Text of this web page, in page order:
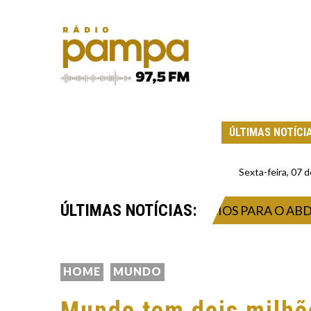
ÚLTIMAS
Sexta-feira, 07
ÚLTIMAS NOTÍCIAS:
DOIS MELHORES EXERCÍCIOS PARA O
HOME MUNDO